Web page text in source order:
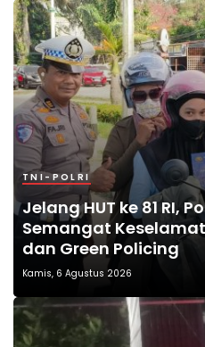
TNI-POLRI
Jelang HUT ke 81 RI,
Semangat
dan Green Policing
Kamis, 6 Agustus 2026